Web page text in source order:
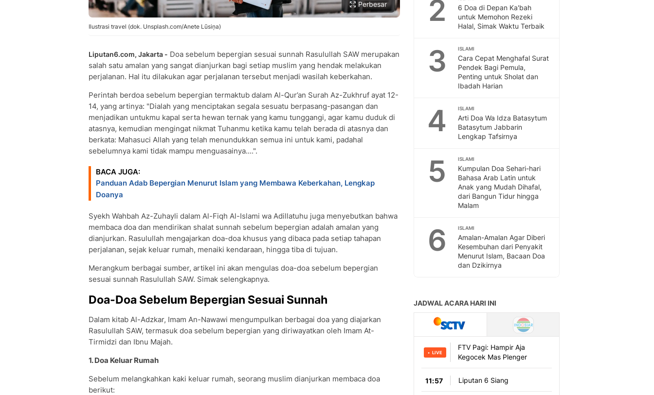
Perbesar
Ilustrasi travel (dok. Unsplash.com/Anete Lūsiņa)
Liputan6.com, Jakarta - Doa sebelum bepergian sesuai sunnah Rasulullah SAW merupakan
salah satu amalan yang sangat dianjurkan bagi setiap muslim yang hendak melakukan
perjalanan. Hal itu dilakukan agar perjalanan tersebut menjadi wasilah keberkahan.
Perintah berdoa sebelum bepergian termaktub dalam Al-Qur’an Surah Az-Zukhruf ayat 12-
14, yang artinya: "Dialah yang menciptakan segala sesuatu berpasang-pasangan dan
menjadikan untukmu kapal serta hewan ternak yang kamu tunggangi, agar kamu duduk di
atasnya, kemudian mengingat nikmat Tuhanmu ketika kamu telah berada di atasnya dan
berkata: Mahasuci Allah yang telah menundukkan semua ini untuk kami, padahal
sebelumnya kami tidak mampu menguasainya....".
BACA JUGA:
Panduan Adab Bepergian Menurut Islam yang Membawa Keberkahan, Lengkap
Doanya
Syekh Wahbah Az-Zuhayli dalam Al-Fiqh Al-Islami wa Adillatuhu juga menyebutkan bahwa
membaca doa dan mendirikan shalat sunnah sebelum bepergian adalah amalan yang
dianjurkan. Rasulullah mengajarkan doa-doa khusus yang dibaca pada setiap tahapan
perjalanan, sejak keluar rumah, menaiki kendaraan, hingga tiba di tujuan.
Merangkum berbagai sumber, artikel ini akan mengulas doa-doa sebelum bepergian
sesuai sunnah Rasulullah SAW. Simak selengkapnya.
Doa-Doa Sebelum Bepergian Sesuai Sunnah
Dalam kitab Al-Adzkar, Imam An-Nawawi mengumpulkan berbagai doa yang diajarkan
Rasulullah SAW, termasuk doa sebelum bepergian yang diriwayatkan oleh Imam At-
Tirmidzi dan Ibnu Majah.
1. Doa Keluar Rumah
Sebelum melangkahkan kaki keluar rumah, seorang muslim dianjurkan membaca doa
berikut:
2
6 Doa di Depan Ka'bah
untuk Memohon Rezeki
Halal, Simak Waktu Terbaik
3 ISLAMI
Cara Cepat Menghafal Surat
Pendek Bagi Pemula,
Penting untuk Sholat dan
Ibadah Harian
4 ISLAMI
Arti Doa Wa Idza Batasytum
Batasytum Jabbarin
Lengkap Tafsirnya
5 ISLAMI
Kumpulan Doa Sehari-hari
Bahasa Arab Latin untuk
Anak yang Mudah Dihafal,
dari Bangun Tidur hingga
Malam
6 ISLAMI
Amalan-Amalan Agar Diberi
Kesembuhan dari Penyakit
Menurut Islam, Bacaan Doa
dan Dzikirnya